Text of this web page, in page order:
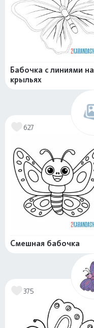
Бабочка с линиями на
крыльях
627
Смешная бабочка
375